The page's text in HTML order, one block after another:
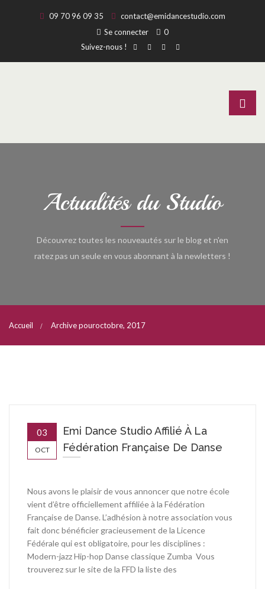
09 70 96 09 35
contact@emidancestudio.com
Se connecter
0
Suivez-nous !
Actualités du Studio
Découvrez toutes les nouveautés sur le blog et n'en
ratez pas un seule en vous abonnant à la newletters !
Accueil Archive pouroctobre, 2017
03
OCT
Emi Dance Studio Affilié À La
Fédération Française De Danse
Nous avons le plaisir de vous annoncer que notre école
vient d’être officiellement affiliée à la Fédération
Française de Danse. L’adhésion à notre association vous
fait donc bénéficier gracieusement de la Licence
Fédérale qui est obligatoire, pour les disciplines :
Modern-jazz Hip-hop Danse classique Zumba Vous
trouverez sur le site de la FFD la liste des